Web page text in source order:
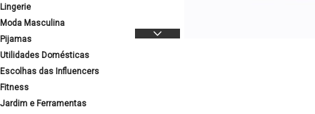
Lingerie
Moda Masculina
Pijamas
Utilidades Domésticas
Escolhas das Influencers
Fitness
Jardim e Ferramentas